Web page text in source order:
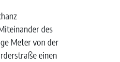
des
Meter von der
einen